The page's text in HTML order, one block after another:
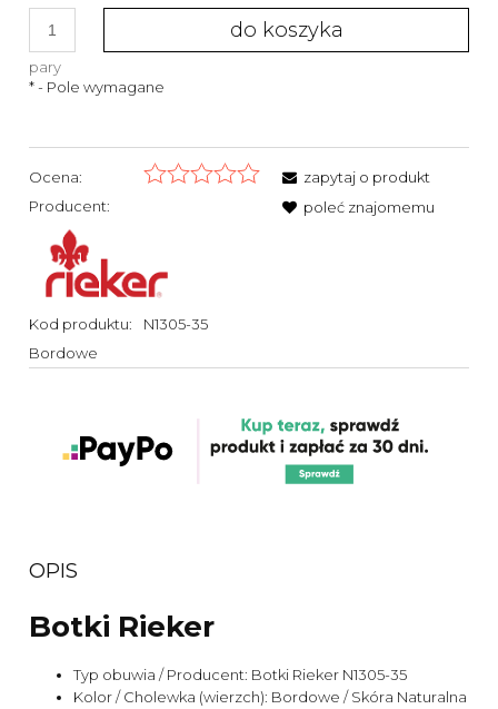
pary
do koszyka
*- Pole wymagane
Ocena:
Producent:
Kod produktu:
N1305-35
Bordowe
zapytaj o produkt
poleć znajomemu
OPIS
Botki Rieker
Typ obuwia / Producent: Botki Rieker N1305-35
Kolor / Cholewka (wierzch): Bordowe / Skóra Naturalna